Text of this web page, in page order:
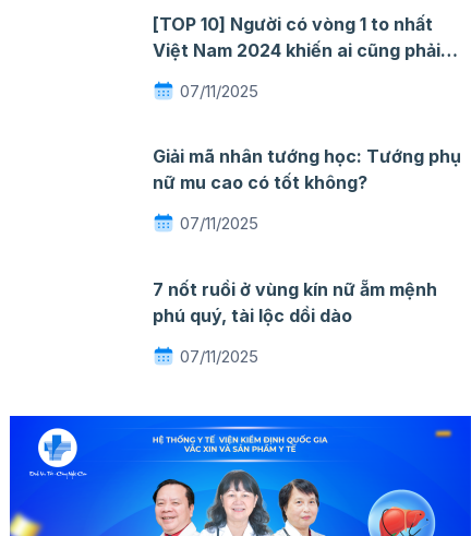
[TOP 10] Người có vòng 1 to nhất
Việt Nam 2024 khiến ai cũng phải
ngỡ ngàng mê đắm
07/11/2025
Giải mã nhân tướng học: Tướng phụ
nữ mu cao có tốt không?
07/11/2025
7 nốt ruồi ở vùng kín nữ ẵm mệnh
phú quý, tài lộc dồi dào
07/11/2025